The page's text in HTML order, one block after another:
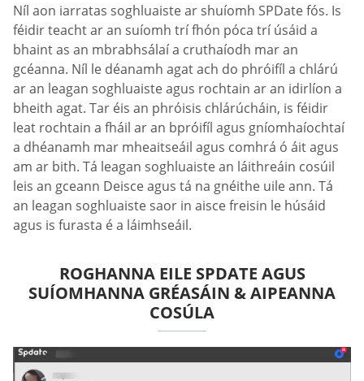
Níl aon iarratas soghluaiste ar shuíomh SPDate fós. Is
féidir teacht ar an suíomh trí fhón póca trí úsáid a
bhaint as an mbrabhsálaí a cruthaíodh mar an
gcéanna. Níl le déanamh agat ach do phróifíl a chlárú
ar an leagan soghluaiste agus rochtain ar an idirlíon a
bheith agat. Tar éis an phróisis chlárúcháin, is féidir
leat rochtain a fháil ar an bpróifíl agus gníomhaíochtaí
a dhéanamh mar mheaitseáil agus comhrá ó áit agus
am ar bith. Tá leagan soghluaiste an láithreáin cosúil
leis an gceann Deisce agus tá na gnéithe uile ann. Tá
an leagan soghluaiste saor in aisce freisin le húsáid
agus is furasta é a láimhseáil.
ROGHANNA EILE SPDATE AGUS
SUÍOMHANNA GRÉASÁIN & AIPEANNA
COSÚLA